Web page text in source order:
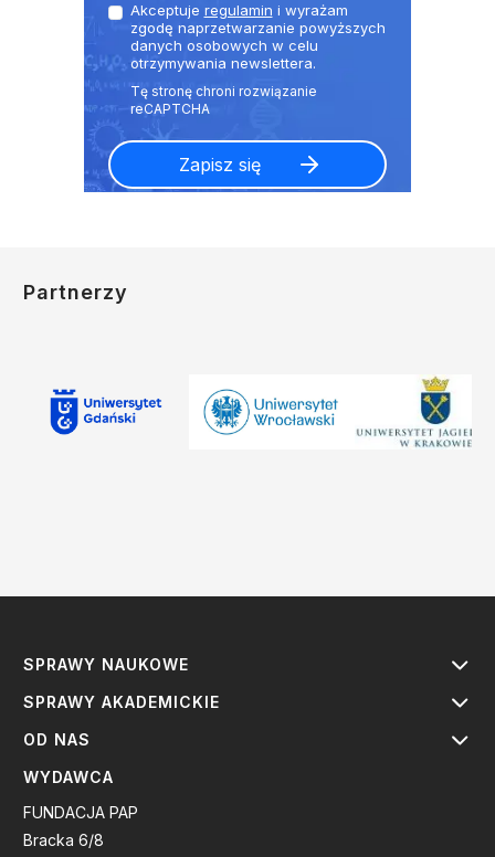
Akceptuje regulamin i wyrażam
zgodę naprzetwarzanie powyższych
danych osobowych w celu
otrzymywania newslettera.
Partnerzy
SPRAWY NAUKOWE
SPRAWY AKADEMICKIE
OD NAS
WYDAWCA
FUNDACJA PAP
Bracka 6/8